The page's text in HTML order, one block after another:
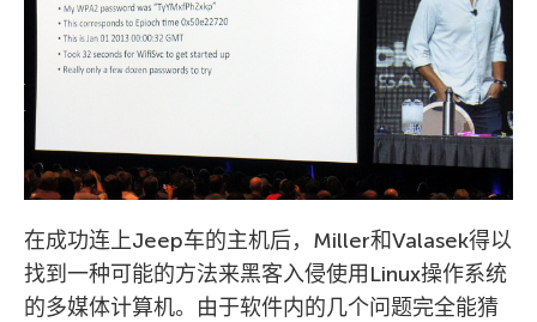
在成功连上Jeep车的主机后，Miller和Valasek得以
找到一种可能的方法来黑客入侵使用Linux操作系统
的多媒体计算机。由于软件内的几个问题完全能猜